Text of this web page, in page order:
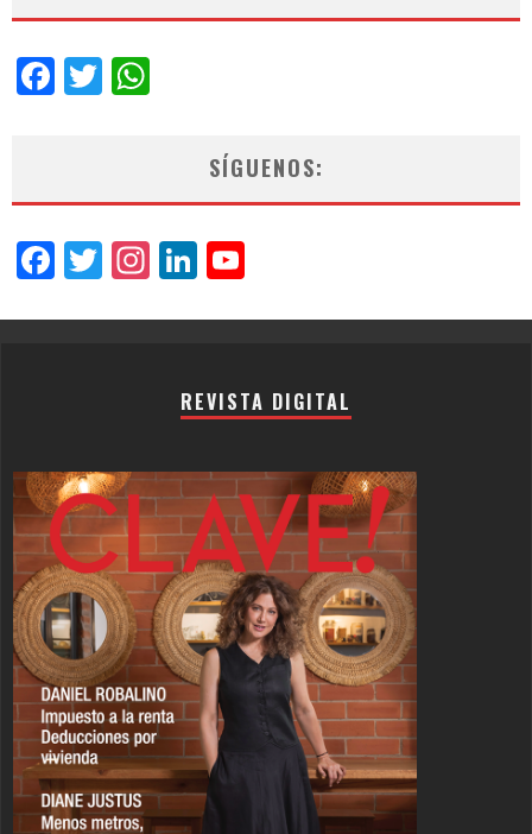
Facebook
Twitter
SÍGUENOS:
Facebook
Twitter
Instagram
LinkedIn
REVISTA DIGITAL